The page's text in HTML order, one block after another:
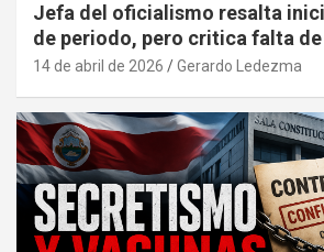
Jefa del oficialismo resalta
de periodo, pero critica falta
14 de abril de 2026 Gerardo Ledezma